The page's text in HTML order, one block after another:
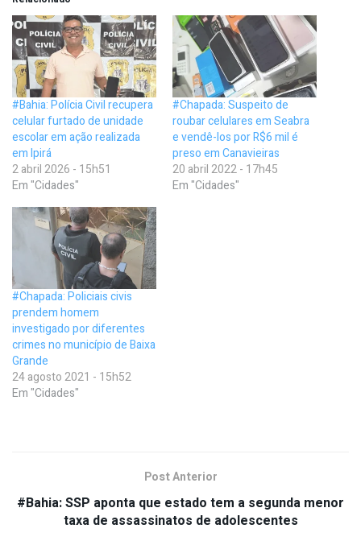
#Bahia: Polícia Civil recupera
celular furtado de unidade
escolar em ação realizada
em Ipirá
2 abril 2026 - 15h51
Em "Cidades"
#Chapada: Suspeito de
roubar celulares em Seabra
e vendê-los por R$6 mil é
preso em Canavieiras
20 abril 2022 - 17h45
Em "Cidades"
#Chapada: Policiais civis
prendem homem
investigado por diferentes
crimes no município de Baixa
Grande
24 agosto 2021 - 15h52
Em "Cidades"
Post Anterior
#Bahia: SSP aponta que estado tem a segunda menor
taxa de assassinatos de adolescentes